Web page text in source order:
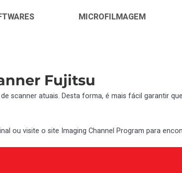
MICROFILMAGEM
Fujitsu
scanner atuais. Desta forma, é mais fácil garantir
ou visite o site Imaging Channel Program para